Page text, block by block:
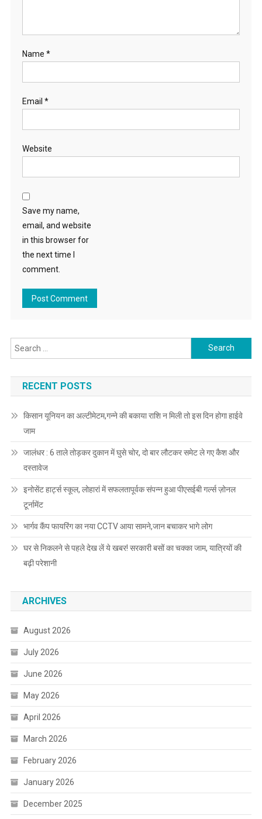
Name *
Email *
Website
Save my name,
email, and website
in this browser for
the next time I
comment.
Search for:
RECENT POSTS
किसान यूनियन का अल्टीमेटम,गन्ने की बकाया राशि न मिली तो इस दिन होगा हाईवे
जाम
जालंधर : 6 ताले तोड़कर दुकान में घुसे चोर, दो बार लौटकर समेट ले गए कैश और
दस्तावेज
इनोसेंट हार्ट्स स्कूल, लोहारां में सफलतापूर्वक संपन्न हुआ पीएसईबी गर्ल्स ज़ोनल
टूर्नामेंट
भार्गव कैंप फायरिंग का नया CCTV आया सामने,जान बचाकर भागे लोग
घर से निकलने से पहले देख लें ये खबर! सरकारी बसों का चक्का जाम, यात्रियों की
बढ़ी परेशानी
ARCHIVES
August 2026
July 2026
June 2026
May 2026
April 2026
March 2026
February 2026
January 2026
December 2025